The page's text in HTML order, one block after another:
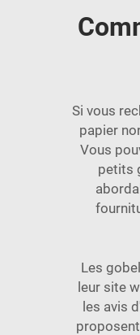
Si vous
papier
Vous
petits
Les
leur site
les avis